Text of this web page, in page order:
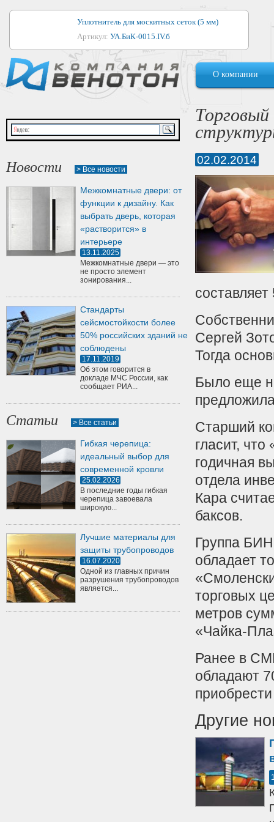
Уплотнитель для москитных сеток (5 мм)
Артикул: УА.БиК-0015.IV.б
Уплотнитель для алюминиевых окон
Артикул:1044
Уплотнитель для деревянных окон
Артикул:УМ.БиК-0062.IV.б
Уплотнитель лоджиевый для (4, 5, 6 мм)
Уплотнитель для деревянных дверей
Артикул:
О компании
Новости > Все новости
Межкомнатные двери: от
функции к дизайну. Как
выбрать дверь, которая
«растворится» в
интерьере
13.11.2025
Межкомнатные двери — это
не просто элемент
зонирования...
Стандарты
сейсмостойкости более
50% российских зданий не
соблюдены
17.11.2019
Об этом говорится в
докладе МЧС России, как
сообщает РИА...
Статьи > Все статьи
Гибкая черепица:
идеальный выбор для
современной кровли
25.02.2026
В последние годы гибкая
черепица завоевала
широкую...
Лучшие материалы для
защиты трубопроводов
16.07.2020
Одной из главных причин
разрушения трубопроводов
является...
02.02.2014
Сергей
Тогда
Было еще
Старший
гласит,
годичная
отдела
Кара
баксов.
Группа
обладает
торговых
метров
«Чайка-
Ранее в
обладают
Другие